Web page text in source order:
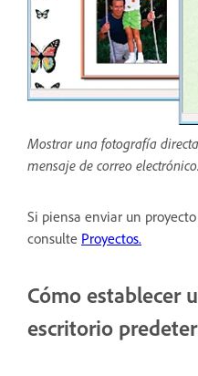
Mostrar una fotografía
mensaje de correo electrónico.
Si piensa enviar un
consulte Proyectos.
Cómo establecer
escritorio